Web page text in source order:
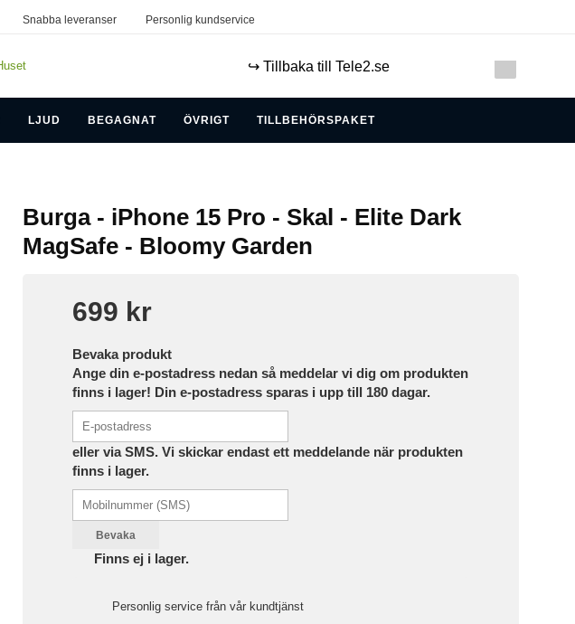
Snabba leveranser Personlig kundservice
↪️ Tillbaka till Tele2.se
LJUD BEGAGNAT ÖVRIGT TILLBEHÖRSPAKET
Burga - iPhone 15 Pro - Skal - Elite Dark
MagSafe - Bloomy Garden
699 kr
Bevaka produkt
Ange din e-postadress nedan så meddelar vi dig om produkten
finns i lager! Din e-postadress sparas i upp till 180 dagar.
eller via SMS. Vi skickar endast ett meddelande när produkten
finns i lager.
Bevaka
Finns ej i lager.
Personlig service från vår kundtjänst